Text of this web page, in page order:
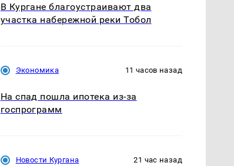
В Кургане благоустраивают два
участка набережной реки Тобол
Экономика 11 часов назад
На спад пошла ипотека из-за
госпрограмм
Новости Кургана 21 час назад